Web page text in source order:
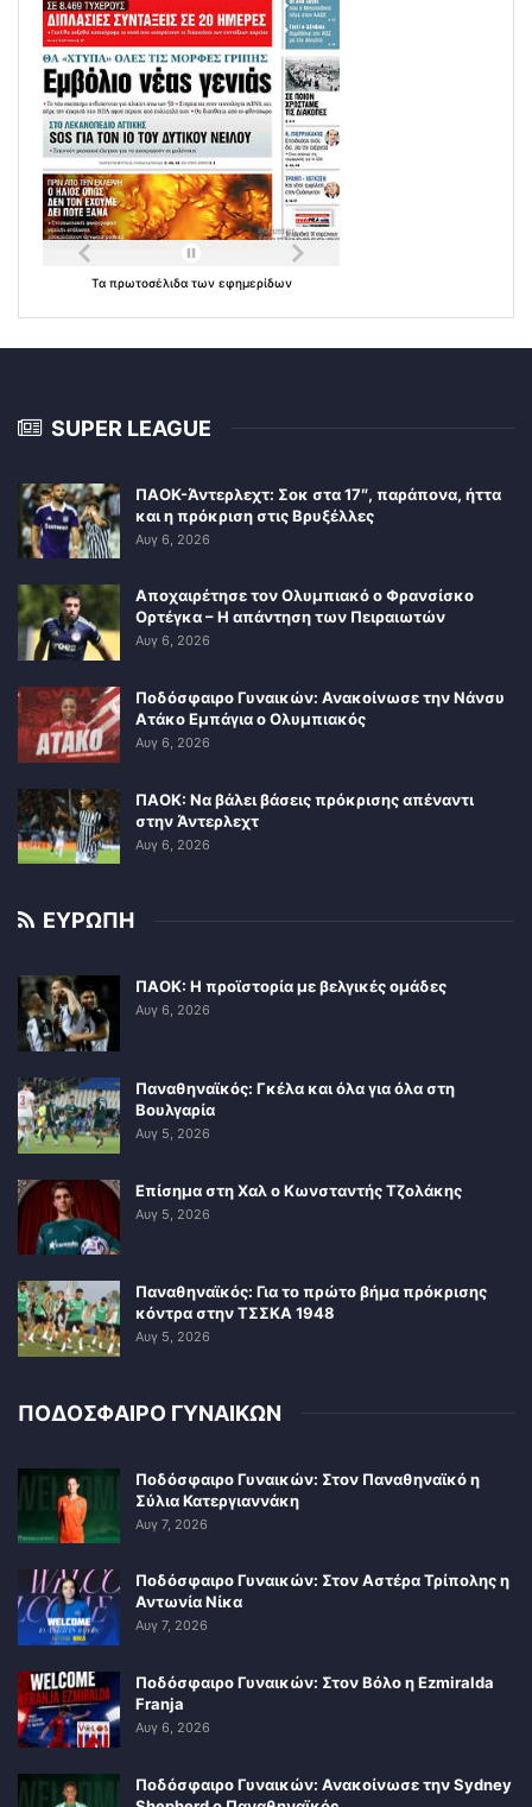
Τα πρωτοσέλιδα των εφημερίδων
SUPER LEAGUE
ΠΑΟΚ-Άντερλεχτ: Σοκ στα 17″, παράπονα, ήττα
και η πρόκριση στις Βρυξέλλες
Αυγ 6, 2026
Αποχαιρέτησε τον Ολυμπιακό ο Φρανσίσκο
Ορτέγκα – Η απάντηση των Πειραιωτών
Αυγ 6, 2026
Ποδόσφαιρο Γυναικών: Ανακοίνωσε την Νάνσυ
Ατάκο Εμπάγια ο Ολυμπιακός
Αυγ 6, 2026
ΠΑΟΚ: Να βάλει βάσεις πρόκρισης απέναντι
στην Άντερλεχτ
Αυγ 6, 2026
ΕΥΡΩΠΗ
ΠΑΟΚ: Η προϊστορία με βελγικές ομάδες
Αυγ 6, 2026
Παναθηναϊκός: Γκέλα και όλα για όλα στη
Βουλγαρία
Αυγ 5, 2026
Επίσημα στη Χαλ ο Κωνσταντής Τζολάκης
Αυγ 5, 2026
Παναθηναϊκός: Για το πρώτο βήμα πρόκρισης
κόντρα στην ΤΣΣΚΑ 1948
Αυγ 5, 2026
ΠΟΔΟΣΦΑΙΡΟ ΓΥΝΑΙΚΩΝ
Ποδόσφαιρο Γυναικών: Στον Παναθηναϊκό η
Σύλια Κατεργιαννάκη
Αυγ 7, 2026
Ποδόσφαιρο Γυναικών: Στον Αστέρα Τρίπολης η
Αντωνία Νίκα
Αυγ 7, 2026
Ποδόσφαιρο Γυναικών: Στον Βόλο η Ezmiralda
Franja
Αυγ 6, 2026
Ποδόσφαιρο Γυναικών: Ανακοίνωσε την Sydney